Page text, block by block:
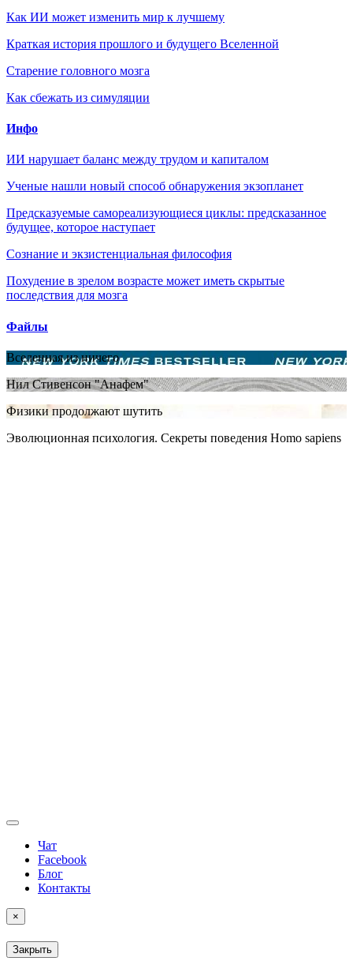
Как ИИ может изменить мир к лучшему
Краткая история прошлого и будущего Вселенной
Старение головного мозга
Как сбежать из симуляции
Инфо
ИИ нарушает баланс между трудом и капиталом
Ученые нашли новый способ обнаружения экзопланет
Предсказуемые самореализующиеся циклы: предсказанное
будущее, которое наступает
Сознание и экзистенциальная философия
Похудение в зрелом возрасте может иметь скрытые
последствия для мозга
Файлы
Вселенная из ничего
Нил Стивенсон "Анафем"
Физики продолжают шутить
Эволюционная психология. Секреты поведения Homo sapiens
Чат
Facebook
Блог
Контакты
×
Закрыть